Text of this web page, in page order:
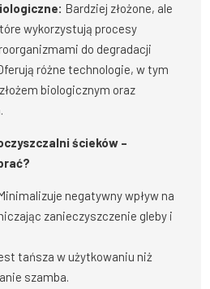
Bardziej złożone, ale
wykorzystują procesy
do degradacji
różne technologie, w tym
biologicznym oraz
ścieków –
negatywny wpływ na
zanieczyszczenie gleby i
tańsza w użytkowaniu niż
szamba.